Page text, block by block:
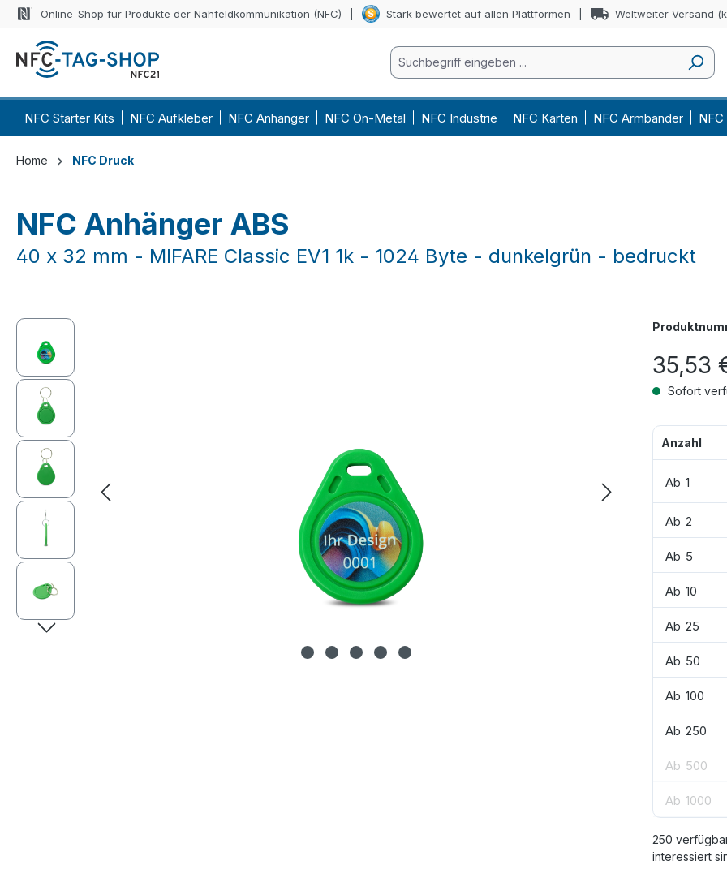
Hauptinhalt springen
Zur Suche springen
Zur Hauptnavigation springen
Online-Shop für Produkte der Nahfeldkommunikation (NFC) Stark bewertet auf allen Plattformen Weltweiter Versand
NFC Starter Kits NFC Aufkleber NFC Anhänger NFC On-Metal NFC Industrie NFC Karten NFC Armbänder
Home NFC Druck
NFC Anhänger ABS
40 x 32 mm - MIFARE Classic EV1 1k - 1024 Byte - dunkelgrün - bedruckt
Bildergalerie überspringen
35,53
Sofort
Anzahl
Ab 1
Ab 2
Ab 5
Ab 10
Ab 25
Ab 50
Ab 100
Ab 250
Ab 500
Ab 1000
250
interessiert